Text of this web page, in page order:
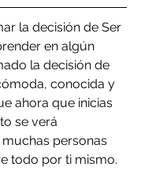
la decisión de Ser
en algún
la decisión de
conocida y
ahora que inicias
se verá
personas
todo por ti mismo.